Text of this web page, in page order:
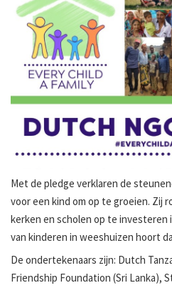
Met de pledge verklaren de
voor een kind om op te groeien. Zij
kerken en scholen op te investeren
van kinderen in weeshuizen hoort
De ondertekenaars zijn: Dutch
Friendship Foundation (Sri Lanka),